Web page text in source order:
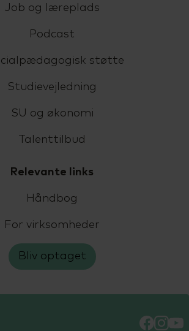
Job og læreplads
Podcast
støtte
Studievejledning
SU og økonomi
Talenttilbud
Relevante links
Håndbog
For virksomheder
Bliv optaget